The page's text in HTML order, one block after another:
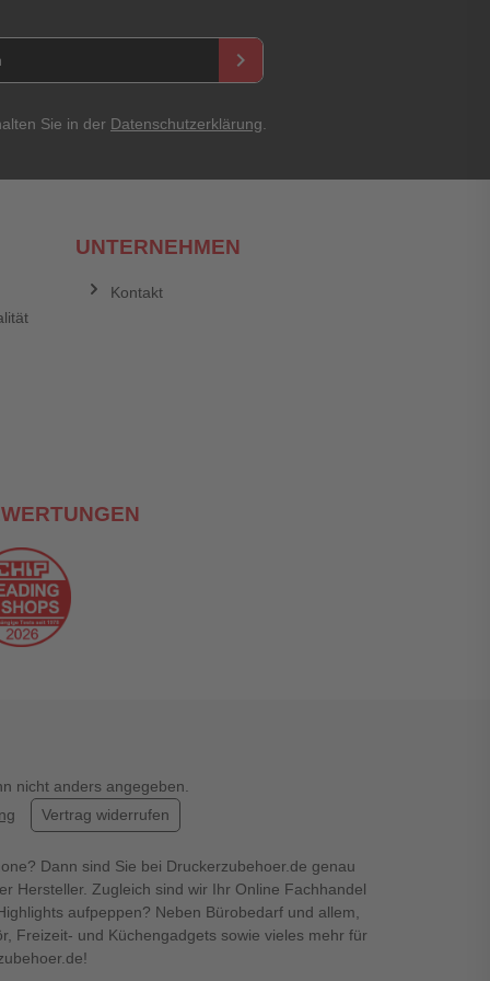
Bewertung abschicken
keyboard_arrow_right
Sie in der Datenschutzerklärung
UNTERNEHMEN
Kontakt
nicht anders angegeben.
Vertrag widerrufen
Dann sind Sie bei Druckerzubehoer.de genau
Hersteller. Zugleich sind wir Ihr Online Fachhandel
aufpeppen? Neben Bürobedarf und allem,
Freizeit- und Küchengadgets sowie vieles mehr für